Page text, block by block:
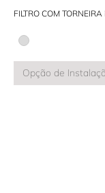
FILTRO COM